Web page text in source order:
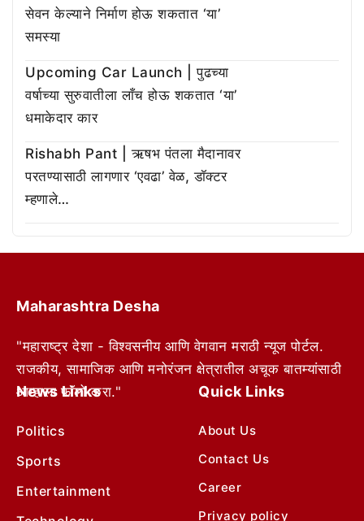
सेवन केल्याने निर्माण होऊ शकतात ‘या’
समस्या
Upcoming Car Launch | पुढच्या
वर्षाच्या सुरुवातीला लाँच होऊ शकतात ‘या’
धमाकेदार कार
Rishabh Pant | ऋषभ पंतला मैदानावर
परतण्यासाठी लागणार ‘एवढा’ वेळ, डॉक्टर
म्हणाले…
Maharashtra Desha
"महाराष्ट्र देशा - विश्वसनीय आणि वेगवान मराठी न्यूज पोर्टल.
राजकीय, सामाजिक आणि मनोरंजन क्षेत्रातील अचूक बातम्यांसाठी
आम्हाला फॉलो करा."
News Links
Politics
Sports
Entertainment
Quick Links
About Us
Contact Us
Career
Privacy policy